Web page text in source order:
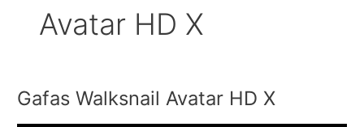
Avatar HD X
Gafas Walksnail Avatar HD X
Gafas